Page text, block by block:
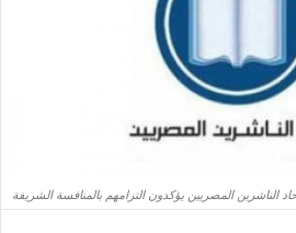
الناشرين المصريين يؤكدون التزامهم بالمنافسة الشريفة